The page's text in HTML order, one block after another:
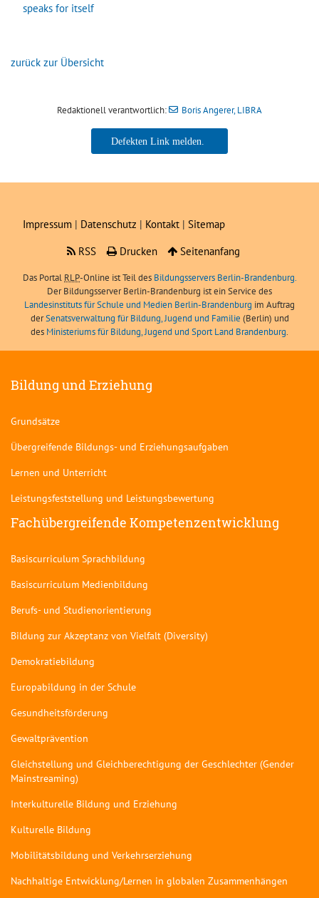
speaks for itself
zurück zur Übersicht
Redaktionell verantwortlich: Boris Angerer, LIBRA
Boris Angerer, LIBRA
Impressum | Datenschutz | Kontakt | Sitemap
RSS
Drucken Seitenanfang
Das Portal RLP-Online ist Teil des Bildungsservers Berlin-Brandenburg.
Der Bildungsserver Berlin-Brandenburg ist ein Service des
Landesinstituts für Schule und Medien Berlin-Brandenburg im Auftrag
derSenatsverwaltung für Bildung, Jugend und Familie (Berlin) und
des Ministeriums für Bildung, Jugend und Sport Land Brandenburg.
Bildung und Erziehung
Grundsätze
Übergreifende Bildungs- und Erziehungsaufgaben
Lernen und Unterricht
Leistungsfeststellung und Leistungsbewertung
Fachübergreifende Kompetenzentwicklung
Basiscurriculum Sprachbildung
Basiscurriculum Medienbildung
Berufs- und Studienorientierung
Bildung zur Akzeptanz von Vielfalt (Diversity)
Demokratiebildung
Europabildung in der Schule
Gesundheitsförderung
Gewaltprävention
Gleichstellung und Gleichberechtigung der Geschlechter (Gender
Mainstreaming)
Interkulturelle Bildung und Erziehung
Kulturelle Bildung
Mobilitätsbildung und Verkehrserziehung
Nachhaltige Entwicklung/Lernen in globalen Zusammenhängen